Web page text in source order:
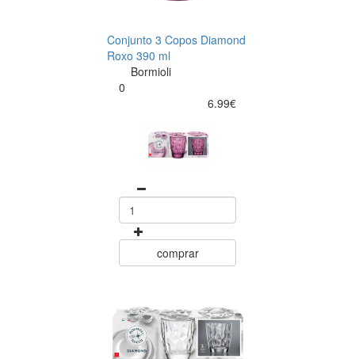
Conjunto 3 Copos Diamond
Roxo 390 ml
Bormioli
0
6.99€
comprar